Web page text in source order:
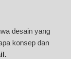
desain yang
konsep dan